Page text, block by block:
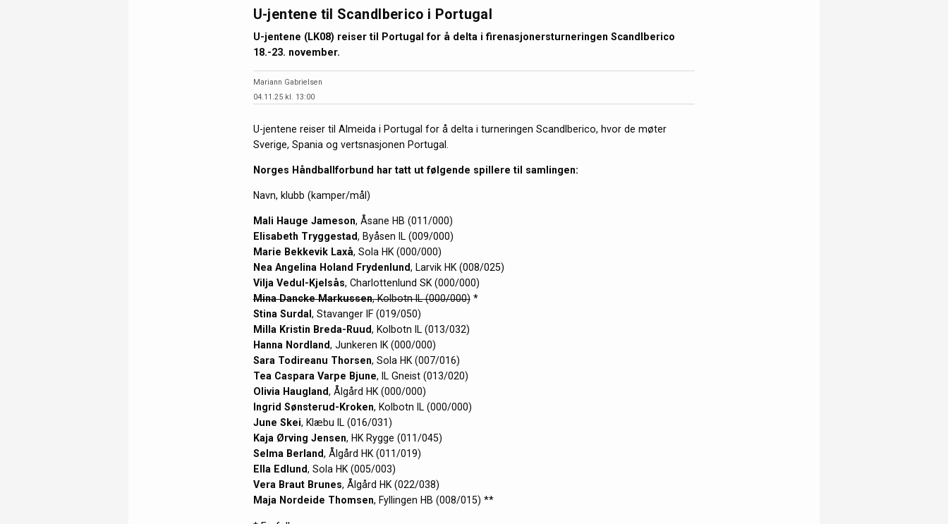
U-jentene til ScandIberico i Portugal
U-jentene (LK08) reiser til Portugal for å delta i firenasjonersturneringen ScandIberico
18.-23. november.
Mariann Gabrielsen
04.11.25 kl. 13:00
U-jentene reiser til Almeida i Portugal for å delta i turneringen ScandIberico, hvor de møter
Sverige, Spania og vertsnasjonen Portugal.
Norges Håndballforbund har tatt ut følgende spillere til samlingen:
Navn, klubb (kamper/mål)
Mali Hauge Jameson, Åsane HB (011/000)
Elisabeth Tryggestad, Byåsen IL (009/000)
Marie Bekkevik Laxå, Sola HK (000/000)
Nea Angelina Holand Frydenlund, Larvik HK (008/025)
Vilja Vedul-Kjelsås, Charlottenlund SK (000/000)
Mina Dancke Markussen, Kolbotn IL (000/000)*
Stina Surdal , Stavanger IF (019/050)
Milla Kristin Breda-Ruud, Kolbotn IL (013/032)
Hanna Nordland, Junkeren IK (000/000)
Sara Todireanu Thorsen, Sola HK (007/016)
Tea Caspara Varpe Bjune, IL Gneist (013/020)
Olivia Haugland, Ålgård HK (000/000)
Ingrid Sønsterud-Kroken, Kolbotn IL (000/000)
June Skei, Klæbu IL (016/031)
Kaja Ørving Jensen, HK Rygge (011/045)
Selma Berland, Ålgård HK (011/019)
Ella Edlund, Sola HK (005/003)
Vera Braut Brunes, Ålgård HK (022/038)
Maja Nordeide Thomsen, Fyllingen HB (008/015) **